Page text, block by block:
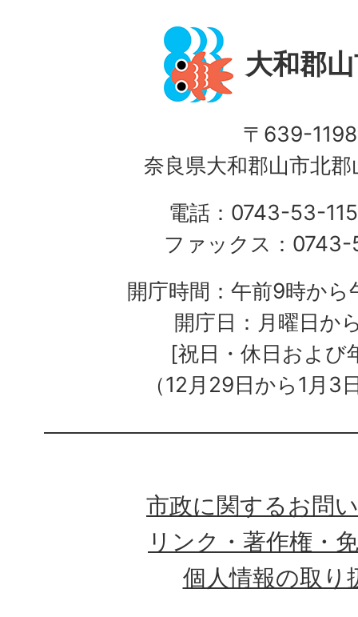
大和郡
〒639-1198
奈良県大和郡山市北
電話：0743-53-
ファックス：
開庁時間：午前9時か
開庁日：月曜日か
[祝日・休日および
（12月29日から1月3
市政に関するお問
リンク・著作権・
個人情報の取り